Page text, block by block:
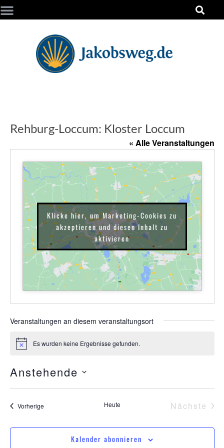
Rehburg-Loccum: Kloster Loccum
« Alle Veranstaltungen
Klicke hier, um Marketing-Cookies zu
akzeptieren und diesen Inhalt zu
aktivieren
Veranstaltungen an diesem veranstaltungsort
HinweisEs wurden keine Ergebnisse gefunden.
Anstehende
wählen.
VorherigeVeranstaltungen Heute Nächste
Kalender abonnieren